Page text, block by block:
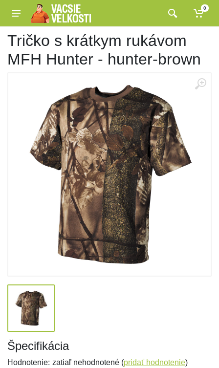
0
Tričko s krátkym rukávom
MFH Hunter - hunter-brown
Špecifikácia
Hodnotenie: zatiaľ nehodnotené (pridať hodnotenie)